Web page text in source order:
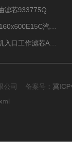
滤芯933775Q
公司 备案号： 冀